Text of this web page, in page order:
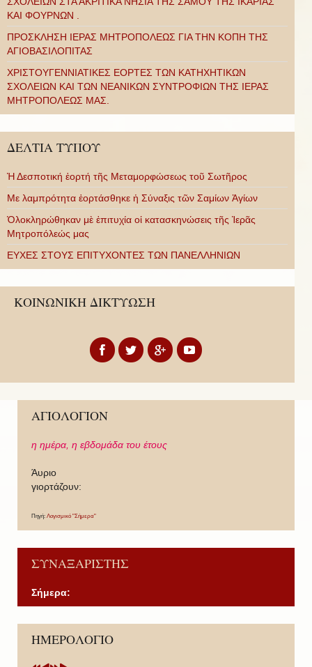
ΚΑΙ ΦΟΥΡΝΩΝ .
ΠΡΟΣΚΛΗΣΗ ΙΕΡΑΣ ΜΗΤΡΟΠΟΛΕΩΣ ΓΙΑ ΤΗΝ ΚΟΠΗ ΤΗΣ
ΑΓΙΟΒΑΣΙΛΟΠΙΤΑΣ
ΧΡΙΣΤΟΥΓΕΝΝΙΑΤΙΚΕΣ ΕΟΡΤΕΣ ΤΩΝ ΚΑΤΗΧΗΤΙΚΩΝ
ΣΧΟΛΕΙΩΝ ΚΑΙ ΤΩΝ ΝΕΑΝΙΚΩΝ ΣΥΝΤΡΟΦΙΩΝ ΤΗΣ ΙΕΡΑΣ
ΜΗΤΡΟΠΟΛΕΩΣ ΜΑΣ.
ΔΕΛΤΙΑ ΤΥΠΟΥ
Ἡ Δεσποτική ἑορτή τῆς Μεταμορφώσεως τοῦ Σωτῆρος
Με λαμπρότητα ἑορτάσθηκε ἡ Σύναξις τῶν Σαμίων Ἁγίων
Ὁλοκληρώθηκαν μὲ ἐπιτυχία οἱ κατασκηνώσεις τῆς Ἱερᾶς
Μητροπόλεώς μας
ΕΥΧΕΣ ΣΤΟΥΣ ΕΠΙΤΥΧΟΝΤΕΣ ΤΩΝ ΠΑΝΕΛΛΗΝΙΩΝ
ΚΟΙΝΩΝΙΚΗ ΔΙΚΤΥΩΣΗ
ΑΓΙΟΛΟΓΙΟΝ
η ημέρα, η εβδομάδα του έτους
Άυριο
γιορτάζουν:
Πηγή: Λογισμικό "Σήμερα"
ΣΥΝΑΞΑΡΙΣΤΗΣ
Σήμερα:
ΗΜΕΡΟΛΟΓΙΟ
P
r
P
r
N
e
N
e